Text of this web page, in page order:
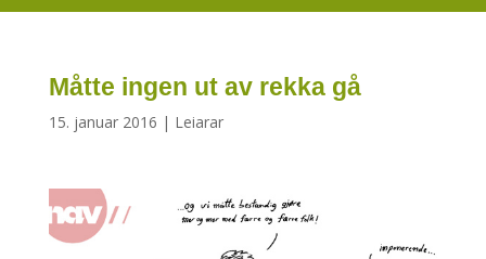
Måtte ingen ut av rekka gå
15. januar 2016 | Leiarar